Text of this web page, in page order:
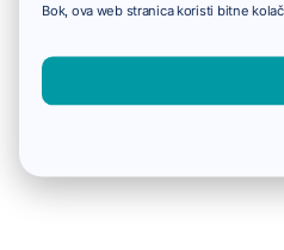
Bok, ova web stranica koristi bitne